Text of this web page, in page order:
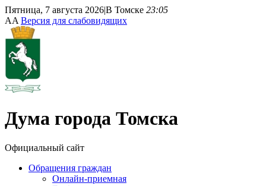
Пятница, 7 августа 2026|В Томске 23:05
AA Версия для слабовидящих
Дума города Томска
Официальный сайт
Обращения граждан
Онлайн-приемная